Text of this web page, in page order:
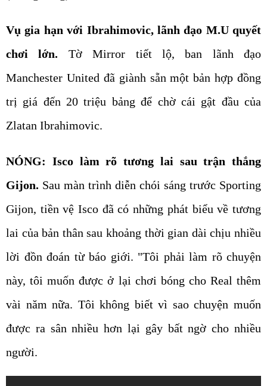
Vụ gia hạn với Ibrahimovic, lãnh đạo M.U quyết
chơi lớn. Tờ Mirror tiết lộ, ban lãnh đạo
Manchester United đã giành sẵn một bản hợp đồng
trị giá đến 20 triệu bảng để chờ cái gật đầu của
Zlatan Ibrahimovic.
NÓNG: Isco làm rõ tương lai sau trận thắng
Gijon. Sau màn trình diễn chói sáng trước Sporting
Gijon, tiền vệ Isco đã có những phát biểu về tương
lai của bản thân sau khoảng thời gian dài chịu nhiều
lời đồn đoán từ báo giới. "Tôi phải làm rõ chuyện
này, tôi muốn được ở lại chơi bóng cho Real thêm
vài năm nữa. Tôi không biết vì sao chuyện muốn
được ra sân nhiều hơn lại gây bất ngờ cho nhiều
người.